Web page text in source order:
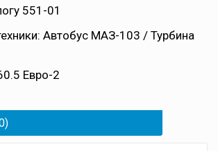
551-01
Автобус МАЗ-103 / Турбина
Евро-2